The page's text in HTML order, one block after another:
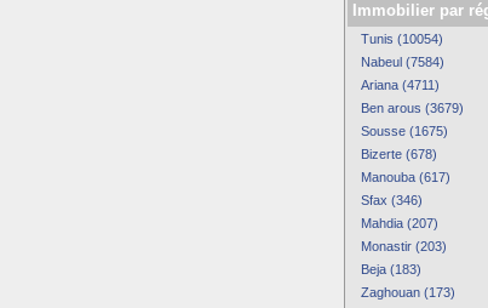
Immobilier par
Tunis (10054)
Nabeul (7584)
Ariana (4711)
Ben arous (3679)
Sousse (1675)
Bizerte (678)
Manouba (617)
Sfax (346)
Mahdia (207)
Monastir (203)
Beja (183)
Zaghouan (173)